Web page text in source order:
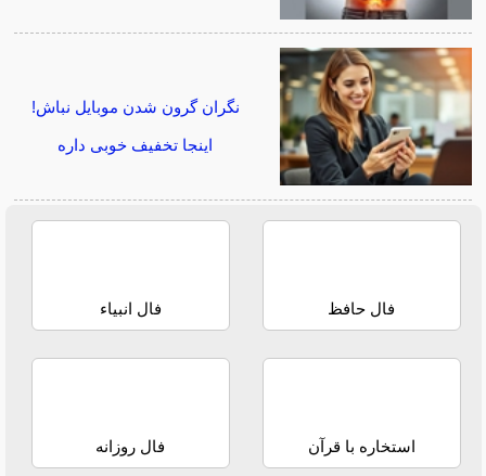
نگران گرون شدن موبایل نباش!
اینجا تخفیف خوبی داره
فال حافظ فال انبیاء
استخاره با قرآن فال روزانه